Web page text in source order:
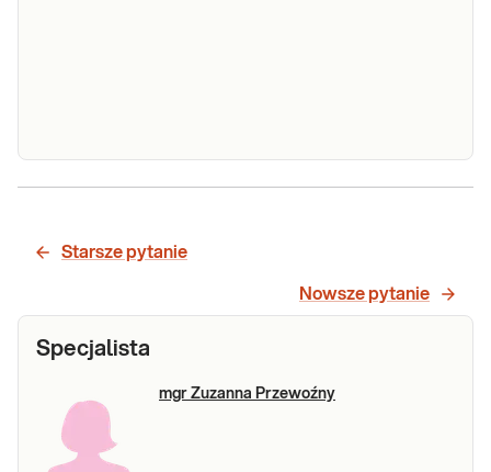
ImuPro
(270
antygenowo swoistej IgG dla bardzo
przydatne w typowaniu składników
nietolerancję pokarmową i ustala
Starsze pytanie
Nowsze pytanie
Specjalista
mgr Zuzanna Przewoźny